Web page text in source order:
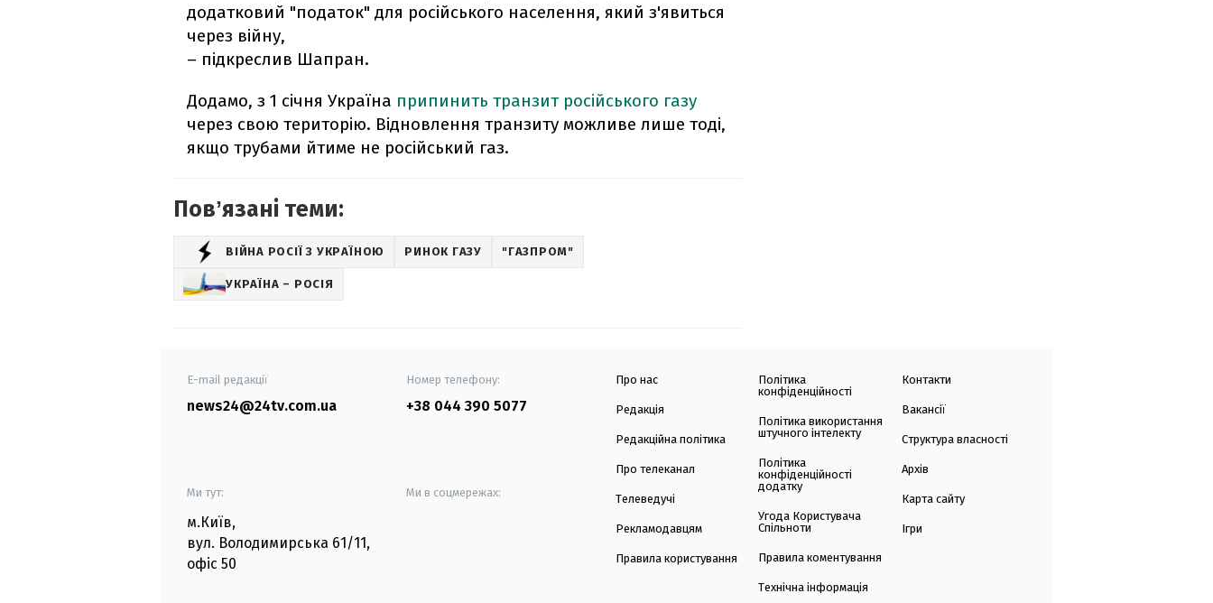
додатковий "податок" для російського населення, який з'явиться
через війну,
– підкреслив Шапран.
Додамо, з 1 січня Україна припинить транзит російського газу
через свою територію. Відновлення транзиту можливе лише тоді,
якщо трубами йтиме не російський газ.
Повʼязані теми:
ВІЙНА РОСІЇ З УКРАЇНОЮ РИНОК ГАЗУ "ГАЗПРОМ"
УКРАЇНА – РОСІЯ
E-mail редакції
news24@24tv.com.ua
Номер телефону:
+38 044 390 5077
Ми тут:
м.Київ,
вул. Володимирська 61/11,
офіс 50
Ми в соцмережах:
Про нас
Редакція
Редакційна політика
Про телеканал
Телеведучі
Рекламодавцям
Правила користування
Політика
конфіденційності
Політика використання
штучного інтелекту
Політика
конфіденційності
додатку
Угода Користувача
Спільноти
Правила коментування
Технічна інформація
Контакти
Вакансії
Структура власності
Архів
Карта сайту
Ігри